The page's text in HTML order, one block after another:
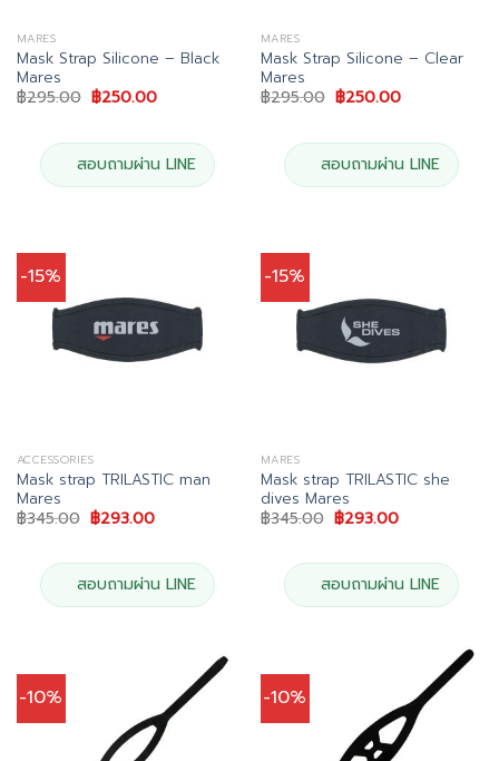
MARES
Mask Strap Silicone – Black
Mares
฿295.00 Original
price
฿295.00.
฿250.00Current
฿250.00.
สอบถามผ่าน LINE
MARES
Mask Strap Silicone – Clear
Mares
฿295.00 Original
price
฿295.00.
฿250.00Current
฿250.00.
สอบถามผ่าน LINE
-15%
ACCESSORIES
Mask strap TRILASTIC man
Mares
฿345.00 Original
price
฿345.00.
฿293.00Current
฿293.00.
สอบถามผ่าน LINE
-15%
MARES
Mask strap TRILASTIC she
dives Mares
฿345.00 Original
price
฿345.00.
฿293.00Current
฿293.00.
สอบถามผ่าน LINE
-10% -10%